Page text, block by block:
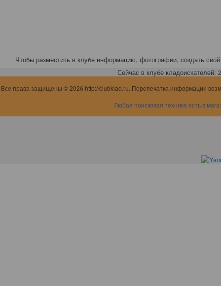
Чтобы разместить в клубе информацию, фотографии, создать свой
Сейчас в клубе кладоискателей:
Все права защищены © 2026 http://clubklad.ru. Перепечатка информации
Любая поисковая техника есть в